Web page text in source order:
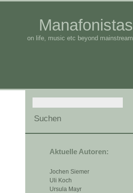
Manafonistas
on life, music etc beyond mainstream
Aktuelle Autoren:
Jochen Siemer
Uli Koch
Ursula Mayr